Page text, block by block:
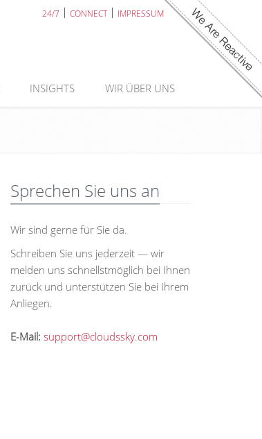
24/7 CONNECT IMPRESSUM
INSIGHTS WIR ÜBER UNS
Sprechen Sie uns an
Wir sind gerne für Sie da.
Schreiben Sie uns jederzeit — wir
melden uns schnellstmöglich bei Ihnen
zurück und unterstützen Sie bei Ihrem
Anliegen.
E-Mail: support@cloudssky.com